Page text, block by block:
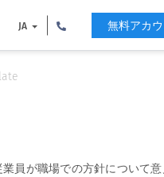
JA 無料アカウ
員が職場での方針について